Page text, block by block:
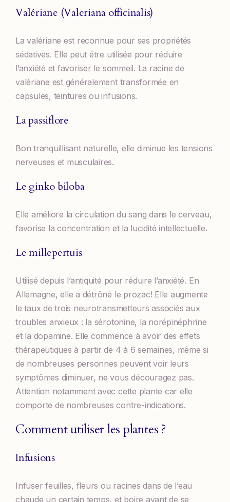
Valériane (Valeriana officinalis)
La valériane est reconnue pour ses propriétés
sédatives. Elle peut être utilisée pour réduire
l’anxiété et favoriser le sommeil. La racine de
valériane est généralement transformée en
capsules, teintures ou infusions.
La passiflore
Bon tranquillisant naturelle, elle diminue les tensions
nerveuses et musculaires.
Le ginko biloba
Elle améliore la circulation du sang dans le cerveau,
favorise la concentration et la lucidité intellectuelle.
Le millepertuis
Utilisé depuis l’antiquité pour réduire l’anxiété. En
Allemagne, elle a détrôné le prozac! Elle augmente
le taux de trois neurotransmetteurs associés aux
troubles anxieux : la sérotonine, la norépinéphrine
et la dopamine. Elle commence à avoir des effets
thérapeutiques à partir de 4 à 6 semaines, même si
de nombreuses personnes peuvent voir leurs
symptômes diminuer, ne vous découragez pas.
Attention notamment avec cette plante car elle
comporte de nombreuses contre-indications.
Comment utiliser les plantes ?
Infusions
Infuser feuilles, fleurs ou racines dans de l’eau
chaude un certain temps, et boire avant de se